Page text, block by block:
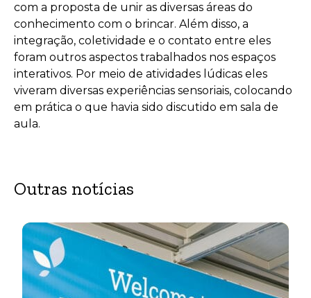
com a proposta de unir as diversas áreas do
conhecimento com o brincar. Além disso, a
integração, coletividade e o contato entre eles
foram outros aspectos trabalhados nos espaços
interativos. Por meio de atividades lúdicas eles
viveram diversas experiências sensoriais, colocando
em prática o que havia sido discutido em sala de
aula.
Outras notícias